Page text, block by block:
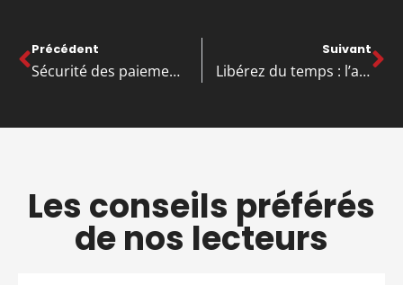
Précédent
Sécurité des paiements en ligne : l’atout indispensable pour votre entreprise
Suivant
Libérez du temps : l’atout caché du support administratif externalisé
Les conseils préférés
de nos lecteurs